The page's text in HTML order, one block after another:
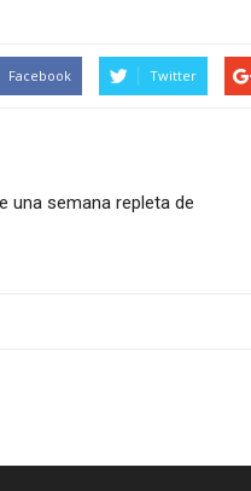
Facebook Twitter
una semana repleta de